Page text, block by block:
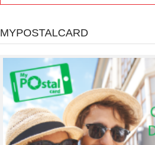
MYPOSTALCARD